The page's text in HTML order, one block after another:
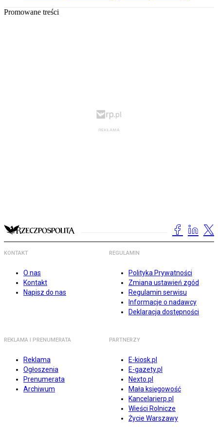
Promowane treści
KONTAKT
O nas
Kontakt
Napisz do nas
REGULAMIN
Polityka Prywatności
Zmiana ustawień zgód
Regulamin serwisu
Informacje o nadawcy
Deklaracja dostępności
REKLAMA I PRENUMERATA
Reklama
Ogłoszenia
Prenumerata
Archiwum
PARTNERZY
E-kiosk.pl
E-gazety.pl
Nexto.pl
Mała księgowość
Kancelarierp.pl
Wieści Rolnicze
Życie Warszawy